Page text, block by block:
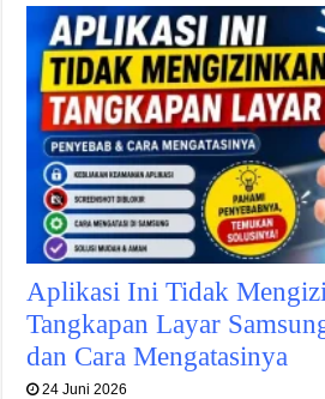
Aplikasi Ini Tidak
Tangkapan Layar
dan Cara Mengatasinya
24 Juni 2026